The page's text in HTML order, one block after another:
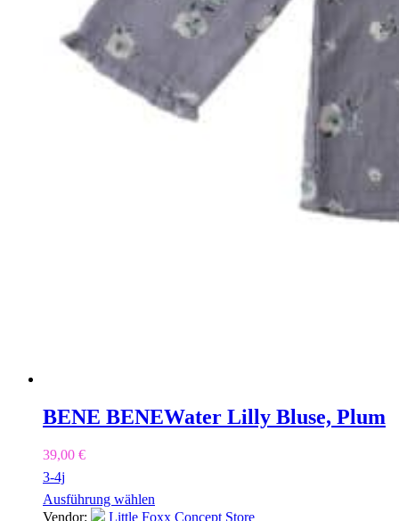
BENE BENEWater Lilly Bluse, Plum
39,00 €
3-4j
Ausführung wählen
Vendor:
Little Foxx Concept Store